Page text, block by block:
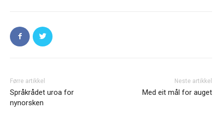
Førre artikkel
Språkrådet uroa for
nynorsken
Neste artikkel
Med eit mål for auget